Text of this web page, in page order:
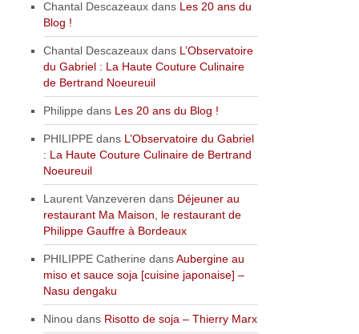
Chantal Descazeaux dans Les 20 ans du
Blog !
Chantal Descazeaux dans L’Observatoire
du Gabriel : La Haute Couture Culinaire
de Bertrand Noeureuil
Philippe dans Les 20 ans du Blog !
PHILIPPE dans L’Observatoire du Gabriel
: La Haute Couture Culinaire de Bertrand
Noeureuil
Laurent Vanzeveren dans Déjeuner au
restaurant Ma Maison, le restaurant de
Philippe Gauffre à Bordeaux
PHILIPPE Catherine dansAubergine au
miso et sauce soja [cuisine japonaise] –
Nasu dengaku
Ninou dans Risotto de soja – Thierry Marx